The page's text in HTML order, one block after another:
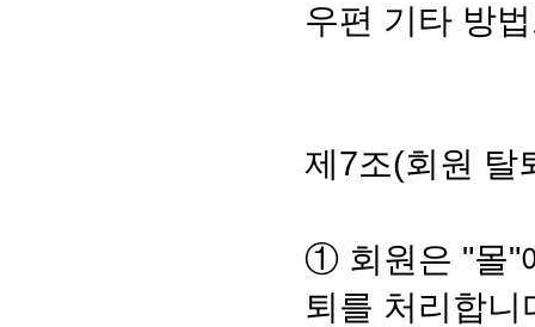
우편 기타 방
제7조(회원 탈
① 회원은 "몰"
퇴를 처리합니